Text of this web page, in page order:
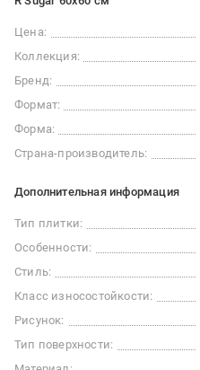
Цена:
Коллекция:
Бренд:
Формат:
Форма:
Страна-производитель:
Дополнительная информация
Тип плитки:
Особенности:
Стиль:
Класс износостойкости:
Рисунок:
Тип поверхности: